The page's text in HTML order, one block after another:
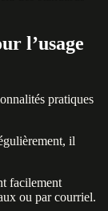
l’usage
pratiques
il
facilement
ou par courriel.